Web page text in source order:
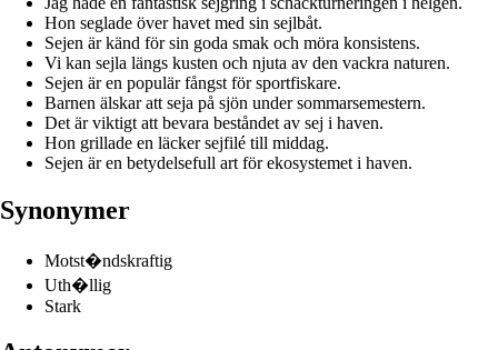
Hon seglade över havet med sin sejlbåt.
Sejen är känd för sin goda smak och möra konsistens.
Vi kan sejla längs kusten och njuta av den vackra naturen.
Sejen är en populär fångst för sportfiskare.
Barnen älskar att seja på sjön under sommarsemestern.
Det är viktigt att bevara beståndet av sej i haven.
Hon grillade en läcker sejfilé till middag.
Sejen är en betydelsefull art för ekosystemet i haven.
Synonymer
Motst�ndskraftig
Uth�llig
Stark